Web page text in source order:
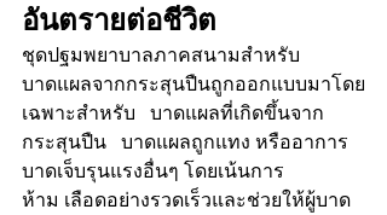
อันตรายต่อชีวิต
ชุดปฐมพยาบาลภาคสนามสำหรับ
บาดแผลจากกระสุนปืนถูกออกแบบมาโดย
เฉพาะสำหรับ   บาดแผลที่เกิดขึ้นจาก
กระสุนปืน   บาดแผลถูกแทง หรืออาการ
บาดเจ็บรุนแรงอื่นๆ โดยเน้นการ
ห้าม เลือดอย่างรวดเร็วและช่วยให้ผู้บาด